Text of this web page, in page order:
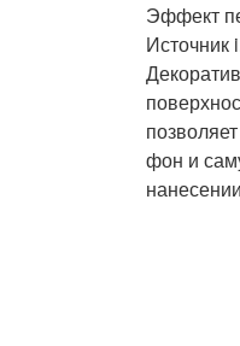
Эффект
Источник
фон и